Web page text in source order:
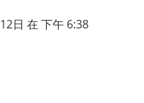
日 在 下午 6:38